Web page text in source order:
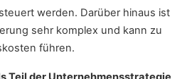
werden. Darüber hinaus ist
sehr komplex und kann zu
führen.